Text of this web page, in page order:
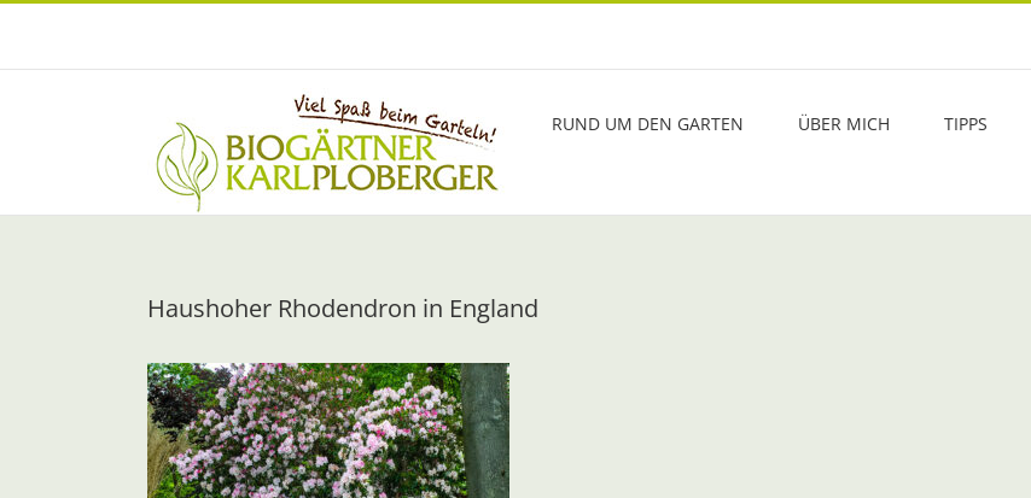
Zum
RUND UM DEN GARTEN ÜBER MICH TIPPS
Haushoher Rhodendron in England